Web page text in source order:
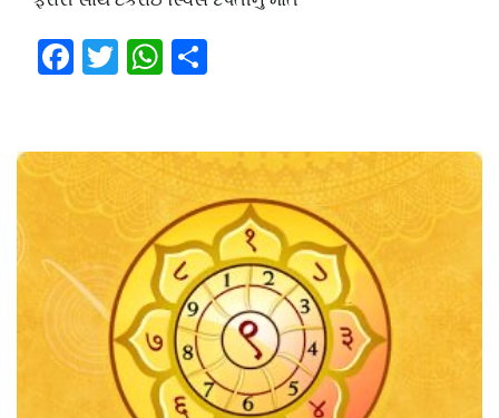
Facebook
TwitterWhatsApp